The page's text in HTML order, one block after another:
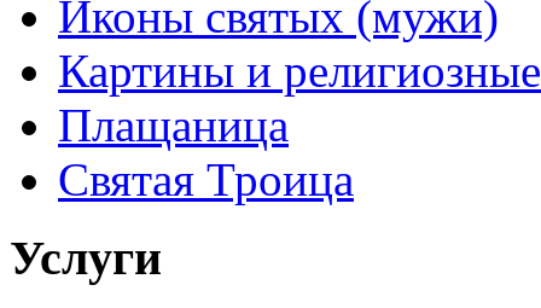
Иконы святых (мужи)
Картины и
Плащаница
Святая Троица
Услуги